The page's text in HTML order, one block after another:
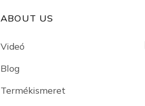
ABOUT US
Videó
Blog
Termékismeret